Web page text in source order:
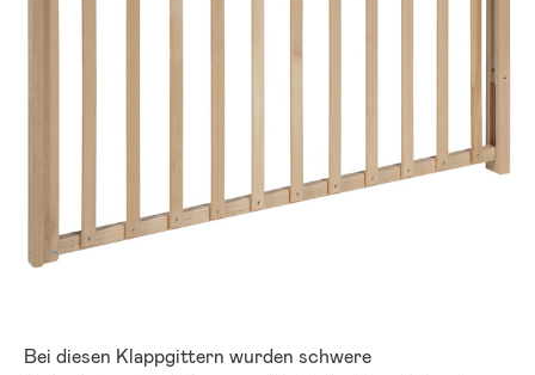
Bei diesen Klappgittern wurden schwere